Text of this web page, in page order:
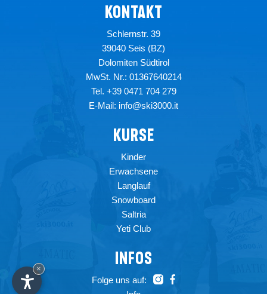
SKI3000
3000
KONTAKT
Schlernstr. 39
39040 Seis (BZ)
Dolomiten Südtirol
MwSt. Nr.: 01367640214
Tel. +39 0471 704 279
E-Mail: info@ski3000.it
KURSE
Kinder
Erwachsene
Langlauf
Snowboard
Saltria
Yeti Club
INFOS
Folge uns auf:
×